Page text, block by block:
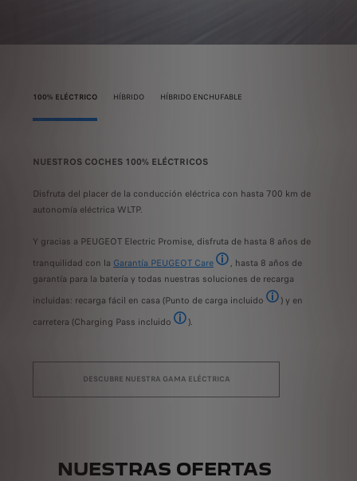
y emisiones combinados WLTP en comparación con un motor de gasolina
NUESTROS COCHES 100% ELÉCTRICOS
Disfruta del placer de la conducción eléctrica con hasta 700 km de
autonomía eléctrica WLTP.
Y gracias a PEUGEOT Electric Promise, disfruta de hasta 8 años de
tranquilidad con la Garantía PEUGEOT Care
La Garantía PEUGEOT Care
, hasta 8 años de
garantía para la batería y todas nuestras soluciones de recarga
incluidas: recarga fácil en casa (Punto de carga incluido
) y en
carretera (Charging Pass incluido
).
DESCUBRE NUESTRA GAMA ELÉCTRICA
100% ELÉCTRICO HÍBRIDO HÍBRIDO ENCHUFABLE
NUESTRAS OFERTAS